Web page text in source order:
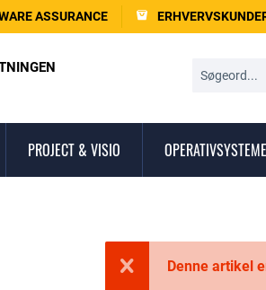
ASSURANCE
PROJECT & VISIO
Denne artikel